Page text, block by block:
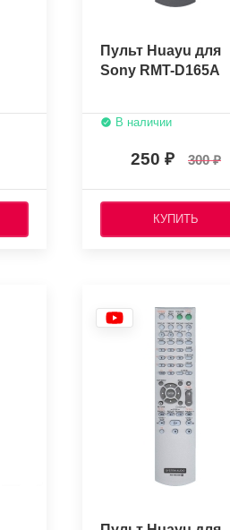
Пульт Huayu для
Sony RMT-D165A
В наличии
250 300
КУПИТЬ